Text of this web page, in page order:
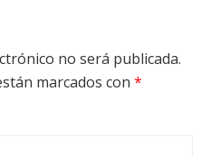
no será publicada.
marcados con *